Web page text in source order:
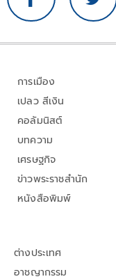
การเมือง
เปลว สีเงิน
คอลัมนิสต์
บทความ
เศรษฐกิจ
ข่าวพระราชสำนัก
หนังสือพิมพ์
ต่างประเทศ
อาชญากรรม